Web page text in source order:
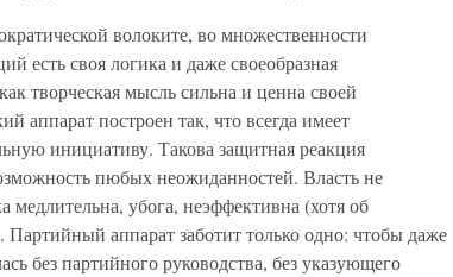
волоките, во множественности
есть своя логика и даже своеобразная
творческая мысль сильна и ценна своей
аппарат построен так, что всегда имеет
инициативу. Такова защитная реакция
пюбых неожиданностей. Власть не
медлительна, убога, неэффективна (хотя об
аппарат заботит только одно: чтобы даже
без партийного руководства, без указующего